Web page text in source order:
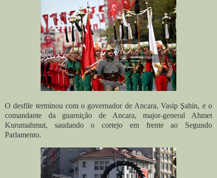
O desfile terminou com o governador de Ancara, Vasip Şahin, e o
comandante da guarnição de Ancara, major-general Ahmet
Kurumahmut, saudando o cortejo em frente ao Segundo
Parlamento.